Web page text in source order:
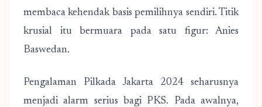
membaca kehendak basis pemilihnya sendiri. Titik
krusial itu bermuara pada satu figur: Anies
Baswedan.
Pengalaman Pilkada Jakarta 2024 seharusnya
menjadi alarm serius bagi PKS. Pada awalnya,